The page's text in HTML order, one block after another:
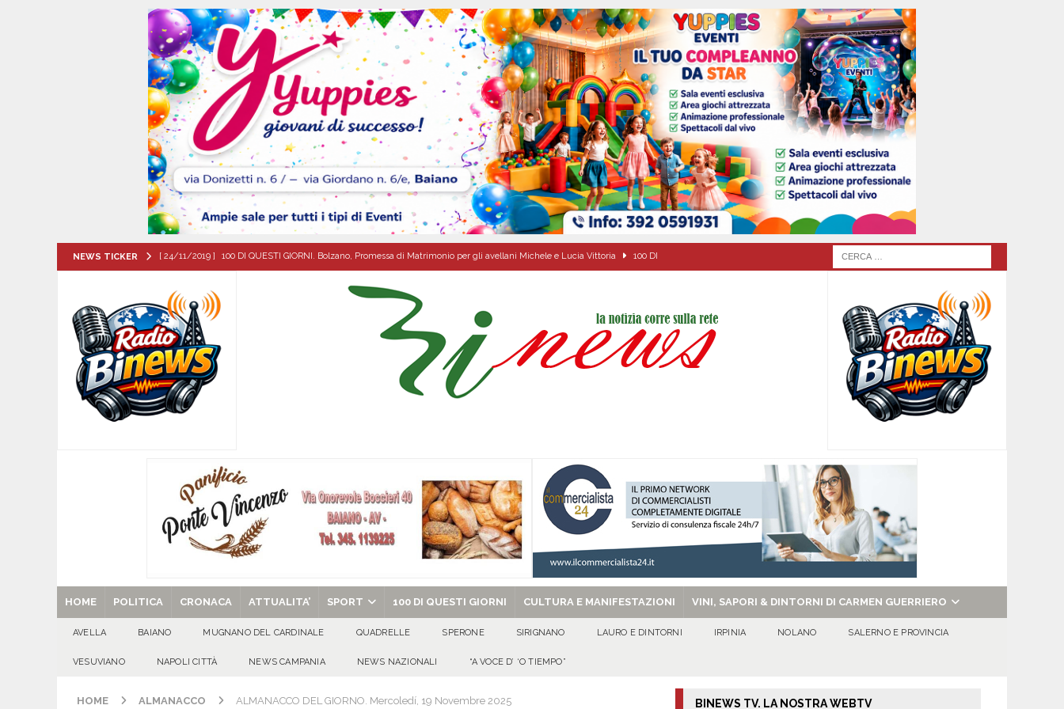
NEWS TICKER [ 24/11/2019 ] 100 DI QUESTI GIORNI. Bolzano, Promessa di Matrimonio per gli avellani Michele e Lucia Vittoria 100 DI
[ 09/08/2026 ] Baiano, smarrito un Chihuahua: l’appello per ritrovarlo ATTUALITA'
[ 09/08/2026 ] Festa della Mozzarella di Bufala a Cancello ed Arnone: filiera bufalina solida ed in crescita continua AREA
CASERTANA
[ 09/08/2026 ] Mugnano del Cardinale, tragedia nel giorno di Santa Filomena: muore il 60enne Carmine Colucci
ATTUALITA'
[ 09/08/2026 ] L’estate per le famiglie con persone disabili
[ 29/08/2025 ] SANT’Oggi. Venerdì 29 agosto la chiesa celebra il Martirio di san Giovanni Battista e santa Sabina EVIDENZA
HOME POLITICA CRONACA ATTUALITA’ SPORT 100 DI QUESTI GIORNI CULTURA E MANIFESTAZIONI VINI, SAPORI & DINTORNI DI CARMEN GUERRIERO
AVELLA BAIANO MUGNANO DEL CARDINALE QUADRELLE SPERONE SIRIGNANO LAURO E DINTORNI IRPINIA NOLANO SALERNO E PROVINCIA
VESUVIANO NAPOLI CITTÀ NEWS CAMPANIA NEWS NAZIONALI “A VOCE D’ ‘O TIEMPO”
HOME ALMANACCO ALMANACCO DEL GIORNO. Mercoledí, 19 Novembre 2025 BINEWS TV. LA NOSTRA WEBTV